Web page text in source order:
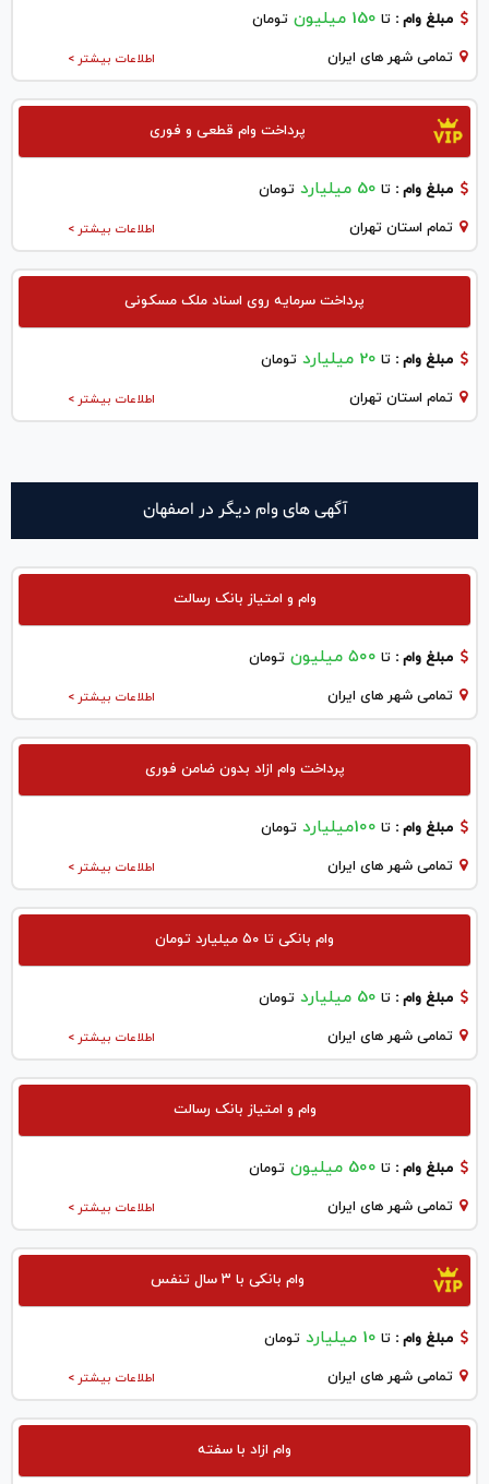
مبلغ وام : تا 150 میلیون تومان
اطلاعات بیشتر > تمامی شهر های ایران
پرداخت وام قطعی و فوری
مبلغ وام : تا 50 میلیارد تومان
اطلاعات بیشتر > تمام استان تهران
پرداخت سرمایه روی اسناد ملک مسکونی
مبلغ وام : تا 20 میلیارد تومان
اطلاعات بیشتر > تمام استان تهران
آگهی های وام دیگر در اصفهان
وام و امتیاز بانک رسالت
مبلغ وام : تا ۵۰۰ میلیون تومان
اطلاعات بیشتر > تمامی شهر های ایران
پرداخت وام ازاد بدون ضامن فوری
مبلغ وام : تا 100میلیارد تومان
اطلاعات بیشتر > تمامی شهر های ایران
وام بانکی تا ۵۰ میلیارد تومان
مبلغ وام : تا 50 میلیارد تومان
اطلاعات بیشتر > تمامی شهر های ایران
وام و امتیاز بانک رسالت
مبلغ وام : تا 500 میلیون تومان
اطلاعات بیشتر > تمامی شهر های ایران
وام بانکی با ۳ سال تنفس
مبلغ وام : تا 10 میلیارد تومان
اطلاعات بیشتر > تمامی شهر های ایران
وام ازاد با سفته